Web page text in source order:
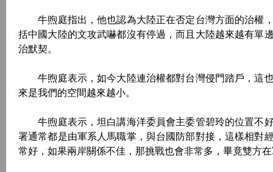
牛煦庭指出，他也認為大陸正在否定台灣方面的治權
括中國大陸的文攻武嚇都沒有停過，而且大陸越來越有單
治默契。
牛煦庭表示，如今大陸連治權都對台灣侵門踏戶，這
來是我們的空間越來越小。
牛煦庭表示，坦白講海洋委員會主委管碧玲的位置不
署通常都是由軍系人馬職掌，與台國防部對接，這樣相對
常好，如果兩岸關係不佳，那挑戰也會非常多，畢竟雙方